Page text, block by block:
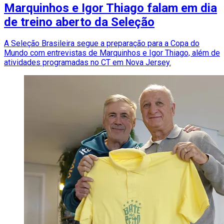
Marquinhos e Igor Thiago falam em dia
de treino aberto da Seleção
A Seleção Brasileira segue a preparação para a Copa do
Mundo com entrevistas de Marquinhos e Igor Thiago, além de
atividades programadas no CT em Nova Jersey.